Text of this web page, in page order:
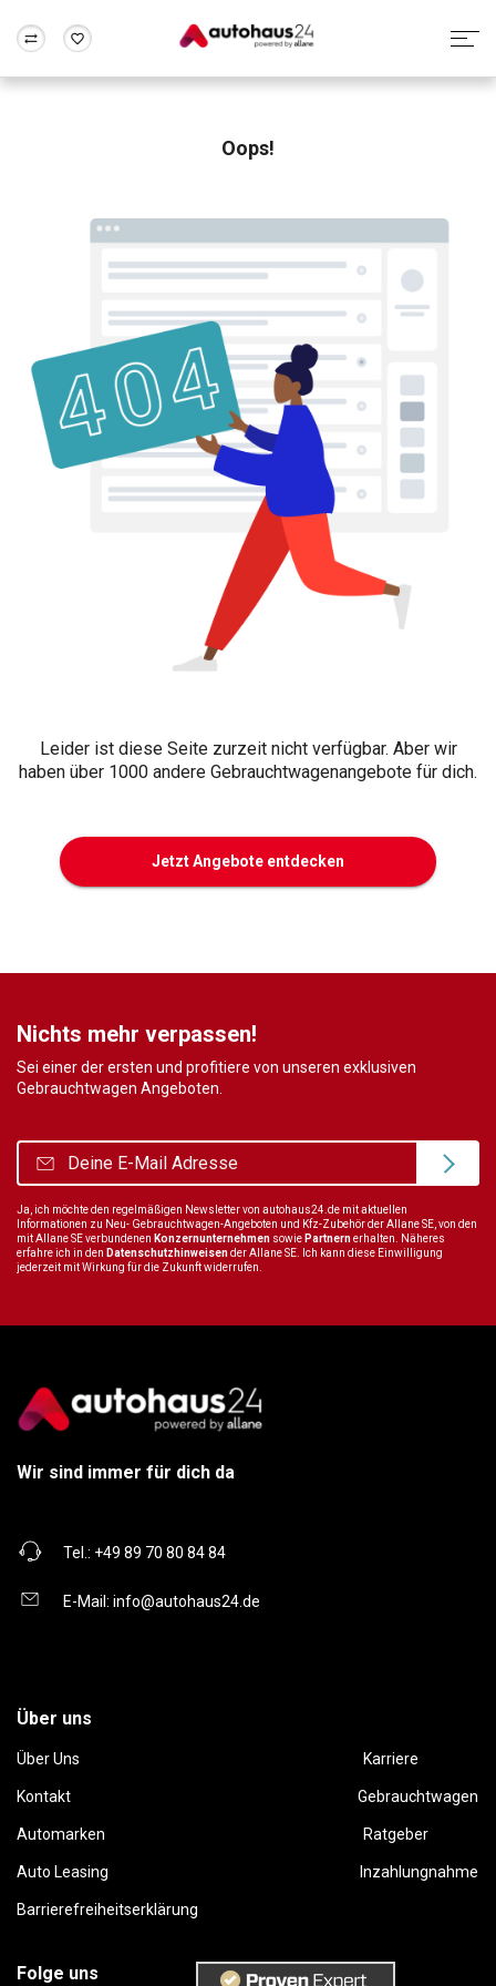
Rund um die Inzahlungnahme
Oops!
Leider ist diese Seite zurzeit nicht verfügbar. Aber wir
haben über 1000 andere Gebrauchtwagenangebote für dich.
Jetzt Angebote entdecken
Nichts mehr verpassen!
Sei einer der ersten und profitiere von unseren exklusiven
Gebrauchtwagen Angeboten.
Ja, ich möchte den regelmäßigen Newsletter von autohaus24.de mit aktuellen
Informationen zu Neu- Gebrauchtwagen-Angeboten und Kfz-Zubehör der Allane SE, von den
mit Allane SE verbundenen Konzernunternehmen sowie Partnernerhalten. Näheres
erfahre ich in den Datenschutzhinweisender Allane SE. Ich kann diese Einwilligung
jederzeit mit Wirkung für die Zukunft widerrufen.
Wir sind immer für dich da
Tel.: +49 89 70 80 84 84
E-Mail: info@autohaus24.de
Über uns
Über Uns Karriere
Kontakt Gebrauchtwagen
Automarken Ratgeber
Auto Leasing Inzahlungnahme
Barrierefreiheitserklärung
Folge uns